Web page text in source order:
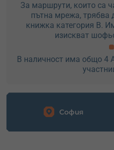
За маршрути, които са
пътна мрежа,
книжка категория B.
изискват
В наличност има общо 4
София